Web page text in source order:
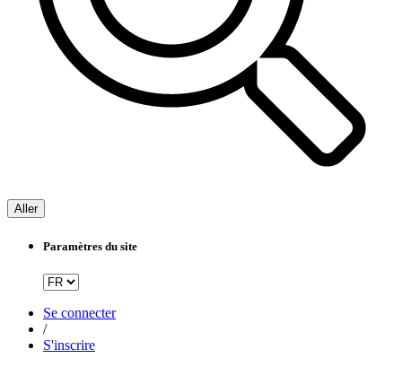
Aller
Paramètres du site
Se connecter
/
S'inscrire